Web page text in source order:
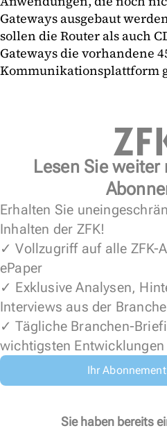
Gateways ausgebaut
sollen die Router als auch
Gateways die vorhandene
Kommunikationsplattform
Lesen Sie weiter
Erhalten Sie
Inhalten der ZFK!
✓ Vollzugriff auf alle ZFK-
ePaper
✓ Exklusive Analysen,
Interviews aus der Branche
✓ Tägliche Branchen-
wichtigsten Entwicklungen
Ihr
Sie haben bereits